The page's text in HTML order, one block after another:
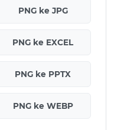
PNG ke JPG
PNG ke EXCEL
PNG ke PPTX
PNG ke WEBP